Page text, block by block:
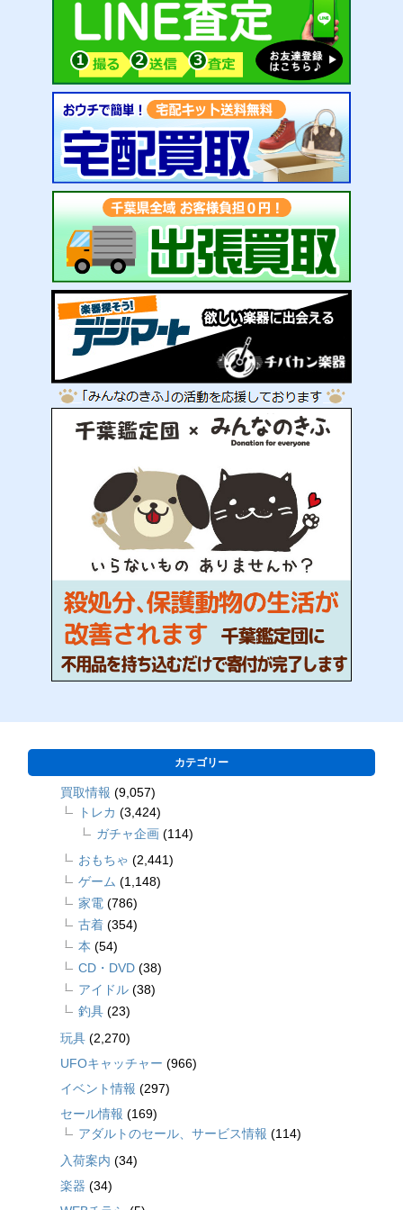
カテゴリー
買取情報 (9,057)
トレカ (3,424)
ガチャ企画 (114)
おもちゃ (2,441)
ゲーム (1,148)
家電 (786)
古着 (354)
本 (54)
CD・DVD (38)
アイドル (38)
釣具 (23)
玩具 (2,270)
UFOキャッチャー (966)
イベント情報 (297)
セール情報 (169)
アダルトのセール、サービス情報 (114)
入荷案内 (34)
楽器 (34)